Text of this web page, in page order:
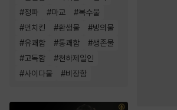
#정파 #마교 #복수물
#먼치킨 #환생물 #빙의물
#유쾌함 #통쾌함 #생존물
#고독함 #천하제일인
#사이다물 #비장함